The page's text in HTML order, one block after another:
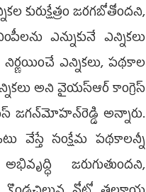
కురుక్షేత్రం జ‌ర‌గ‌బోతోంద‌ని,
ఎన్నుకునే ఎన్నిక‌లు
ఎన్నికలు, పథకాల
అని వైయ‌స్ఆర్ కాంగ్రెస్
జ‌గ‌న్‌మోహ‌న్‌రెడ్డి అన్నారు.
వేస్తే సంక్షేమ ప‌థ‌కాల‌న్నీ
జ‌రుగుతుంద‌ని,